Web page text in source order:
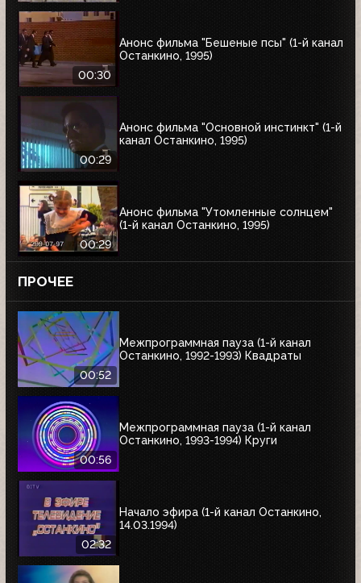
00:30
Анонс фильма "Бешеные псы" (1-й канал
Останкино, 1995)
00:29
Анонс фильма "Основной инстинкт" (1-й
канал Останкино, 1995)
00:29
Анонс фильма "Утомленные солнцем"
(1-й канал Останкино, 1995)
ПРОЧЕЕ
00:52
Межпрограммная пауза (1-й канал
Останкино, 1992-1993) Квадраты
00:56
Межпрограммная пауза (1-й канал
Останкино, 1993-1994) Круги
02:32
Начало эфира (1-й канал Останкино,
14.03.1994)